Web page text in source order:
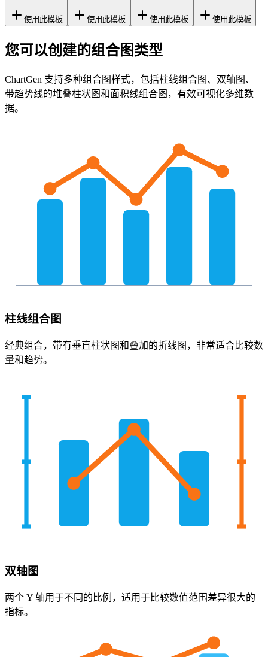
使用此模板 使用此模板 使用此模板 使用此模板
您可以创建的组合图类型
ChartGen 支持多种组合图样式，包括柱线组合图、双轴图、
带趋势线的堆叠柱状图和面积线组合图，有效可视化多维数
据。
柱线组合图
经典组合，带有垂直柱状图和叠加的折线图，非常适合比较数
量和趋势。
双轴图
两个 Y 轴用于不同的比例，适用于比较数值范围差异很大的
指标。